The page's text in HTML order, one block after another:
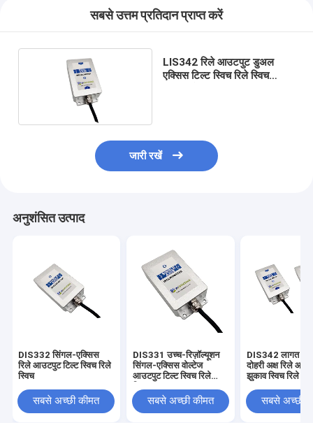
सबसे उत्तम प्रतिदान प्राप्त करें
LIS342 रिले आउटपुट डुअल
एक्सिस टिल्ट स्विच रिले स्विच
जारी रखें
अनुशंसित उत्पाद
DIS332 सिंगल-एक्सिस
रिले आउटपुट टिल्ट स्विच रिले
स्विच
सबसे अच्छी कीमत
DIS331 उच्च-रिज़ॉल्यूशन
सिंगल-एक्सिस वोल्टेज
आउटपुट टिल्ट स्विच रिले
सबसे अच्छी कीमत
DIS342 लागत
दोहरी अक्ष रिले
झुकाव स्विच रिले
सबसे अच्छी